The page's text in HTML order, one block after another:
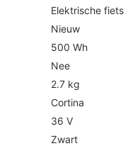
Elektrische fiets
Nieuw
500 Wh
Nee
2.7 kg
Cortina
36 V
Zwart